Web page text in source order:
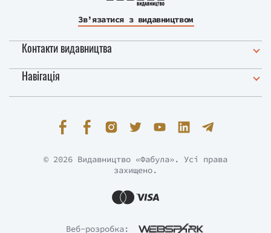
Зв’язатися з видавництвом
Контакти видавництва
Навігація
Веб-розробка:
© 2026 Видавництво «Фабула». Усі права
захищено.